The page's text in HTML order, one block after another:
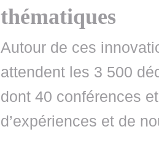
thématiques
Autour de ces
attendent les 3 500
dont 40 conférences
d’expériences et de